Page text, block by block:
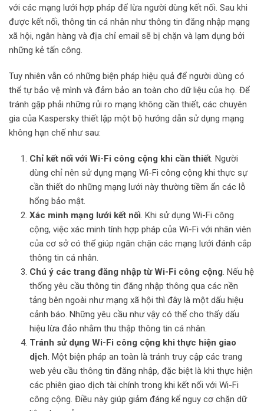
với các mạng lưới hợp pháp để lừa người dùng kết nối. Sau khi
được kết nối, thông tin cá nhân như thông tin đăng nhập mạng
xã hội, ngân hàng và địa chỉ email sẽ bị chặn và lạm dụng bởi
những kẻ tấn công.
Tuy nhiên vẫn có những biện pháp hiệu quả để người dùng có
thể tự bảo vệ mình và đảm bảo an toàn cho dữ liệu của họ. Để
tránh gặp phải những rủi ro mạng không cần thiết, các chuyên
gia của Kaspersky thiết lập một bộ hướng dẫn sử dụng mạng
không hạn chế như sau:
Chỉ kết nối với Wi-Fi công cộng khi cần thiết. Người
dùng chỉ nên sử dụng mạng Wi-Fi công cộng khi thực sự
cần thiết do những mạng lưới này thường tiềm ẩn các lỗ
hổng bảo mật.
Xác minh mạng lưới kết nối. Khi sử dụng Wi-Fi công
cộng, việc xác minh tính hợp pháp của Wi-Fi với nhân viên
của cơ sở có thể giúp ngăn chặn các mạng lưới đánh cắp
thông tin cá nhân.
Chú ý các trang đăng nhập từ Wi-Fi công cộng. Nếu hệ
thống yêu cầu thông tin đăng nhập thông qua các nền
tảng bên ngoài như mạng xã hội thì đây là một dấu hiệu
cảnh báo. Những yêu cầu như vậy có thể cho thấy dấu
hiệu lừa đảo nhằm thu thập thông tin cá nhân.
Tránh sử dụng Wi-Fi công cộng khi thực hiện giao
dịch. Một biện pháp an toàn là tránh truy cập các trang
web yêu cầu thông tin đăng nhập, đặc biệt là khi thực hiện
các phiên giao dịch tài chính trong khi kết nối với Wi-Fi
công cộng. Điều này giúp giảm đáng kể nguy cơ chặn dữ